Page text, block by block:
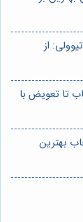
از
تا تعویض با
بهترین